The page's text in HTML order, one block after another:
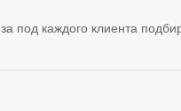
под каждого клиента